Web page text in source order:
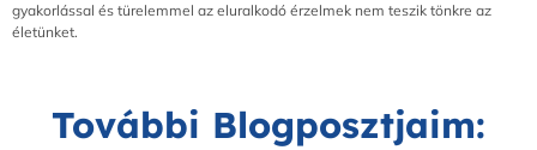
gyakorlással és türelemmel az eluralkodó érzelmek nem teszik tönkre az
életünket.
További Blogposztjaim: